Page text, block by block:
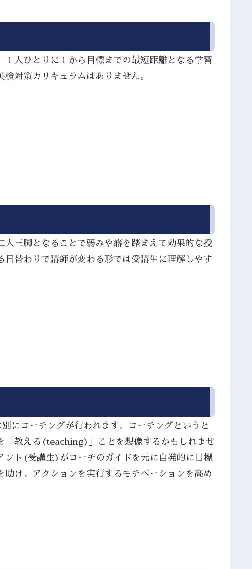
人ひとりに１から目標までの最短距離となる学習
対策カリキュラムはありません。
三脚となることで弱みや癖を踏まえて効果的な授
替わりで講師が変わる形では受講生に理解しやす
にコーチングが行われます。コーチングというと
「教える(teaching)」ことを想像するかもしれませ
ント(受講生)がコーチのガイドを元に自発的に目標
け、アクションを実行するモチベーションを高め